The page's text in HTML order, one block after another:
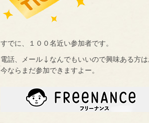
すでに、１００名近い参加者です。
電話、メール↓なんでもいいので興味ある方
今ならまだ参加できますよー。